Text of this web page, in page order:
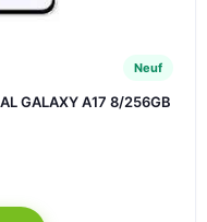
Neuf
GALAXY A17 8/256GB